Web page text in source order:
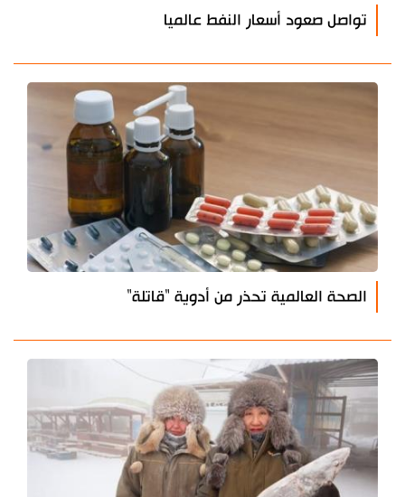
تواصل صعود أسعار النفط عالميا
الصحة العالمية تحذر من أدوية "قاتلة"